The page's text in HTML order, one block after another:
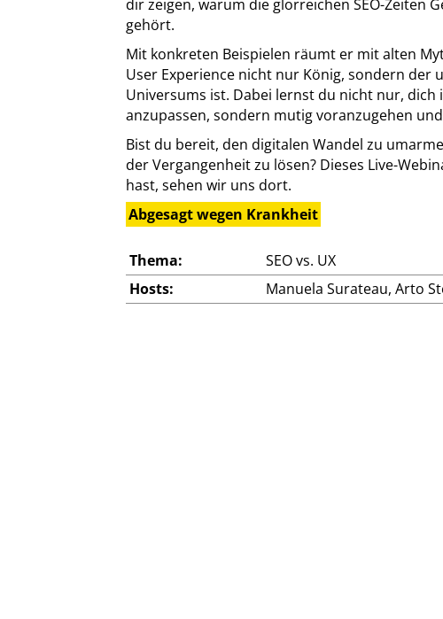
dir zeigen, warum die glorreichen SEO-Zeiten
gehört.
Mit konkreten Beispielen räumt er mit alten
User Experience nicht nur König, sondern der
Universums ist. Dabei lernst du nicht nur,
anzupassen, sondern mutig voranzugehen
Bist du bereit, den digitalen Wandel zu
der Vergangenheit zu lösen? Dieses Live-
hast, sehen wir uns dort.
Abgesagt wegen Krankheit
Thema:
SEO vs. UX
Hosts:
Manuela Surateau, Arto